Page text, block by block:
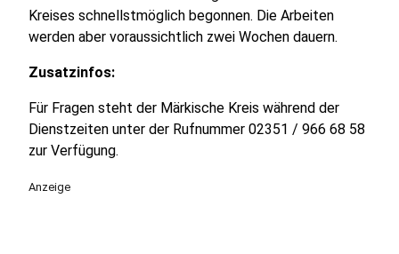
Kreises schnellstmöglich begonnen. Die Arbeiten
werden aber voraussichtlich zwei Wochen dauern.
Zusatzinfos:
Für Fragen steht der Märkische Kreis während der
Dienstzeiten unter der Rufnummer 02351 / 966 68 58
zur Verfügung.
Anzeige